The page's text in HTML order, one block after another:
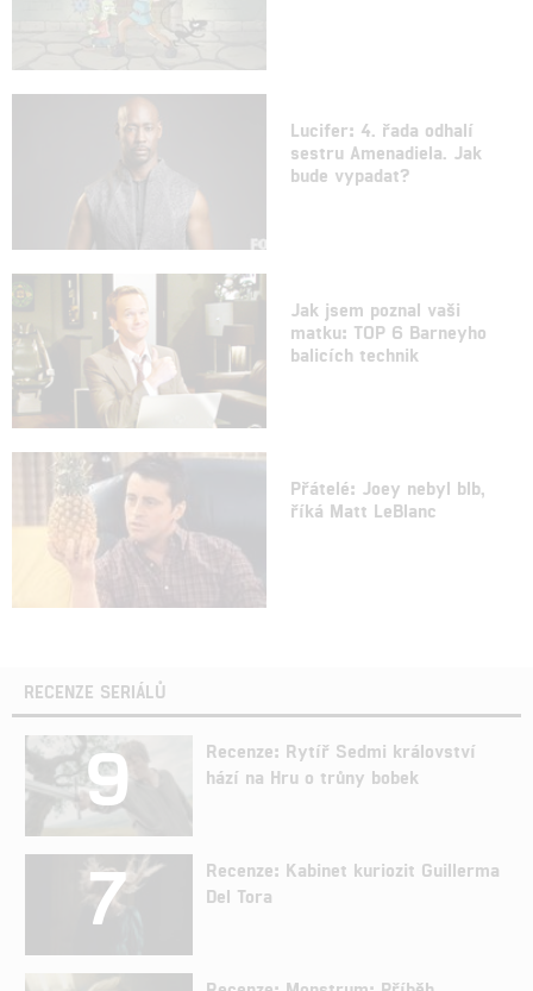
Lucifer: 4. řada odhalí
sestru Amenadiela. Jak
bude vypadat?
Jak jsem poznal vaši
matku: TOP 6 Barneyho
balicích technik
Přátelé: Joey nebyl blb,
říká Matt LeBlanc
RECENZE SERIÁLŮ
9
Recenze: Rytíř Sedmi království
hází na Hru o trůny bobek
7
Recenze: Kabinet kuriozit Guillerma
Del Tora